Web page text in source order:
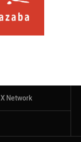
X Network